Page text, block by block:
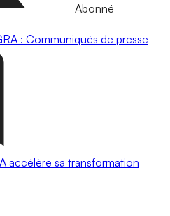
Abonné
: Communiqués de presse
accélère sa transformation